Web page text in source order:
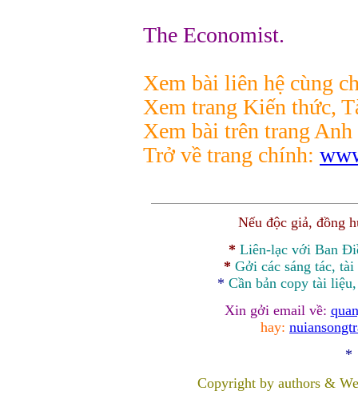
The Economist.
Xem bài liên hệ cùng
Xem trang Kiến thức,
Xem bài trên trang
Trở về trang chính:
Nếu độc giả, đồng
* Liên-lạc với Ban
* Gởi các sáng tác,
* Cần bản copy tài
Xin gởi email về:
hay:
*
Copyright by authors &